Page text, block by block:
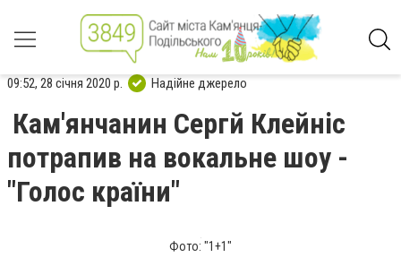
09:52, 28 січня 2020 р. Надійне джерело
Кам'янчанин Сергй Клейніс
потрапив на вокальне шоу -
"Голос країни"
Фото: "1+1"